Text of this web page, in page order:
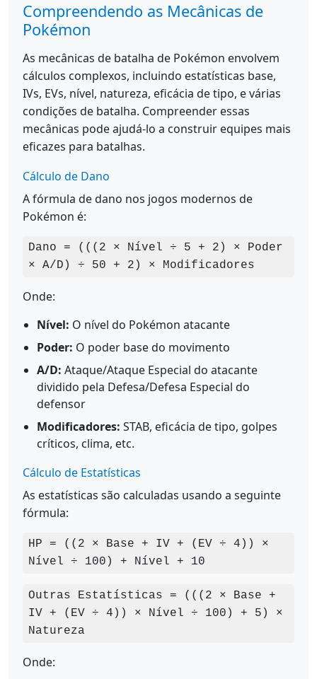
Compreendendo as Mecânicas de
Pokémon
As mecânicas de batalha de Pokémon envolvem
cálculos complexos, incluindo estatísticas base,
IVs, EVs, nível, natureza, eficácia de tipo, e várias
condições de batalha. Compreender essas
mecânicas pode ajudá-lo a construir equipes mais
eficazes para batalhas.
Cálculo de Dano
A fórmula de dano nos jogos modernos de
Pokémon é:
Dano = (((2 × Nível ÷ 5 + 2) × Poder
× A/D) ÷ 50 + 2) × Modificadores
Onde:
Nível: O nível do Pokémon atacante
Poder: O poder base do movimento
A/D: Ataque/Ataque Especial do atacante
dividido pela Defesa/Defesa Especial do
defensor
Modificadores: STAB, eficácia de tipo, golpes
críticos, clima, etc.
Cálculo de Estatísticas
As estatísticas são calculadas usando a seguinte
fórmula:
HP = ((2 × Base + IV + (EV ÷ 4)) ×
Nível ÷ 100) + Nível + 10
Outras Estatísticas = (((2 × Base +
IV + (EV ÷ 4)) × Nível ÷ 100) + 5) ×
Natureza
Onde: